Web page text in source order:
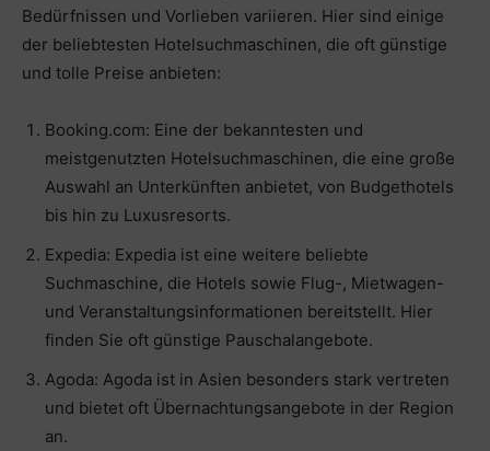
Bedürfnissen und Vorlieben variieren. Hier sind einige
der beliebtesten Hotelsuchmaschinen, die oft günstige
und tolle Preise anbieten:
Booking.com: Eine der bekanntesten und
meistgenutzten Hotelsuchmaschinen, die eine große
Auswahl an Unterkünften anbietet, von Budgethotels
bis hin zu Luxusresorts.
Expedia: Expedia ist eine weitere beliebte
Suchmaschine, die Hotels sowie Flug-, Mietwagen-
und Veranstaltungsinformationen bereitstellt. Hier
finden Sie oft günstige Pauschalangebote.
Agoda: Agoda ist in Asien besonders stark vertreten
und bietet oft Übernachtungsangebote in der Region
an.